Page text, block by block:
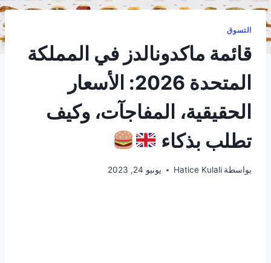
التسوق
قائمة ماكدونالدز في المملكة
المتحدة 2026: الأسعار
الحقيقية، المفاجآت، وكيف
تطلب بذكاء
بواسطة Hatice Kulali يونيو 24, 2023